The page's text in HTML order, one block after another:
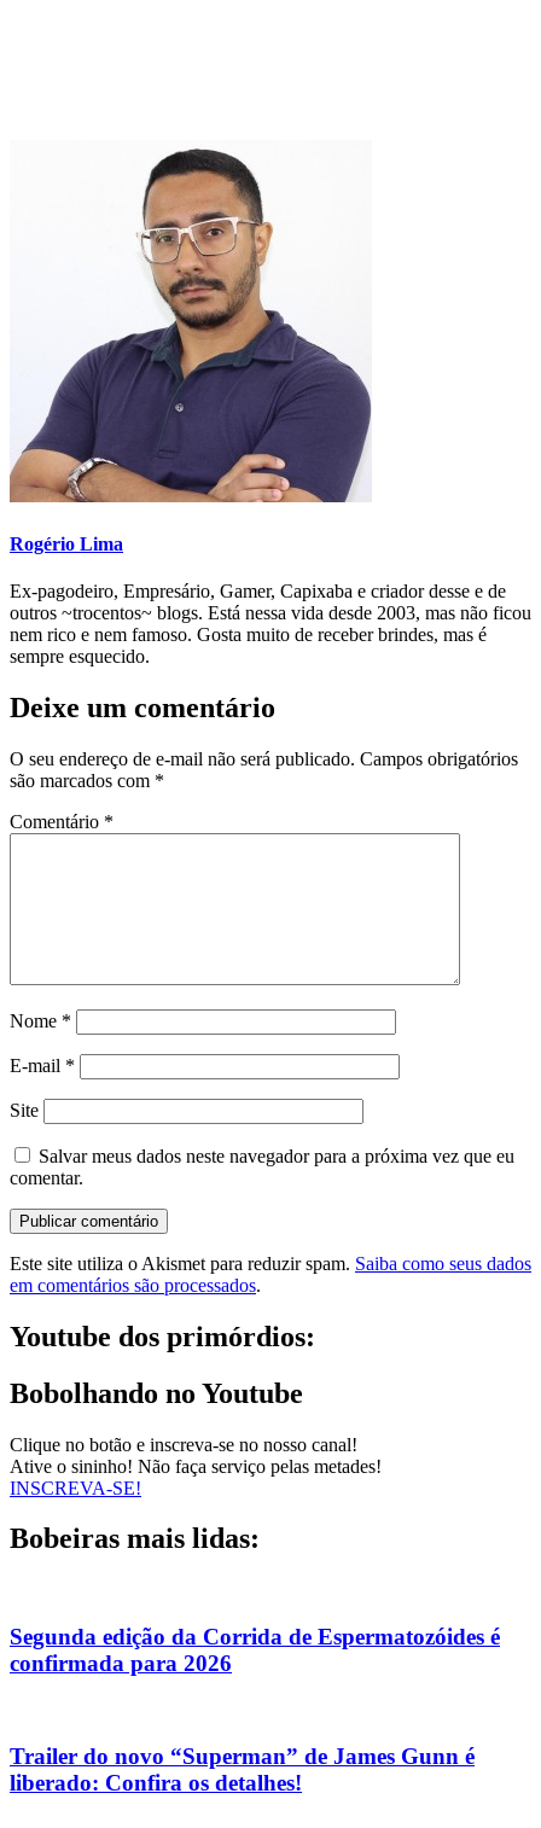
Rogério Lima
Ex-pagodeiro, Empresário, Gamer, Capixaba e criador desse e de
outros ~trocentos~ blogs. Está nessa vida desde 2003, mas não ficou
nem rico e nem famoso. Gosta muito de receber brindes, mas é
sempre esquecido.
Deixe um comentário
O seu endereço de e-mail não será publicado. Campos obrigatórios
são marcados com *
Comentário *
Nome *
E-mail *
Site
Salvar meus dados neste navegador para a próxima vez que eu
comentar.
Este site utiliza o Akismet para reduzir spam. Saiba como seus dados
em comentários são processados.
Youtube dos primórdios:
Bobolhando no Youtube
Clique no botão e inscreva-se no nosso canal!
Ative o sininho! Não faça serviço pelas metades!
INSCREVA-SE!
Bobeiras mais lidas:
Segunda edição da Corrida de Espermatozóides é
confirmada para 2026
Trailer do novo “Superman” de James Gunn é
liberado: Confira os detalhes!